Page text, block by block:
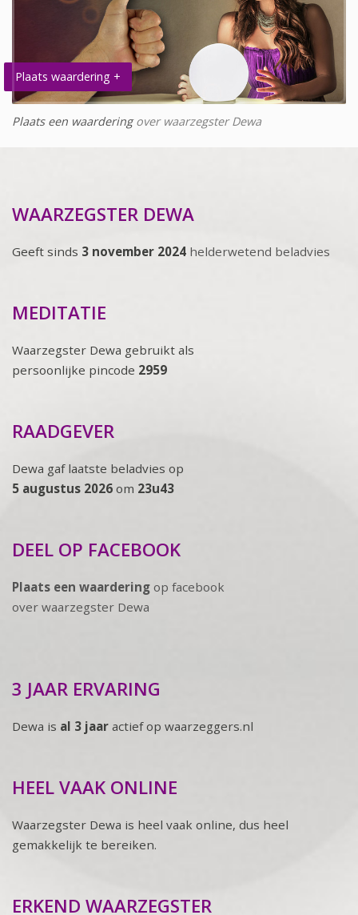
Plaats waardering +
Plaats een waarderingover waarzegster Dewa
WAARZEGSTER DEWA
Geeft sinds 3 november 2024 helderwetend beladvies
MEDITATIE
Waarzegster Dewa gebruikt als
persoonlijke pincode 2959
RAADGEVER
Dewa gaf laatste beladvies op
5 augustus 2026 om 23u43
DEEL OP FACEBOOK
Plaats een waardering op facebook
over waarzegster Dewa
3 JAAR ERVARING
Dewa is al 3 jaar actief op waarzeggers.nl
HEEL VAAK ONLINE
Waarzegster Dewa is heel vaak online, dus heel
gemakkelijk te bereiken.
ERKEND WAARZEGSTER